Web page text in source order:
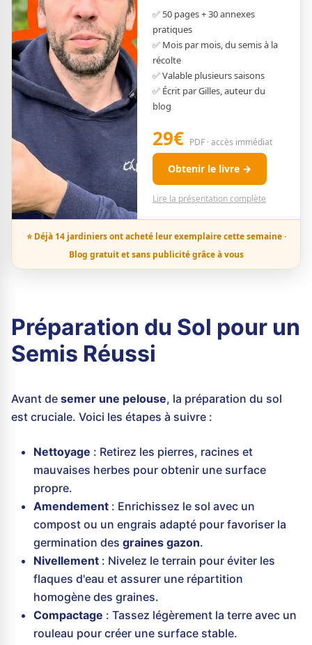
✅ 50 pages + 30 annexes
pratiques
✅ Mois par mois, du semis à la
récolte
✅ Valable plusieurs saisons
✅ Écrit par Gilles, auteur du
blog
29€ PDF · accès immédiat
Obtenir le livre →
Lire la présentation complète
⭐ Déjà 14 jardiniers ont acheté leur exemplaire cette semaine ·
Blog gratuit et sans publicité grâce à vous
Préparation du Sol pour un
Semis Réussi
Avant de semer une pelouse, la préparation du sol
est cruciale. Voici les étapes à suivre :
Nettoyage : Retirez les pierres, racines et
mauvaises herbes pour obtenir une surface
propre.
Amendement : Enrichissez le sol avec un
compost ou un engrais adapté pour favoriser la
germination des graines gazon.
Nivellement : Nivelez le terrain pour éviter les
flaques d'eau et assurer une répartition
homogène des graines.
Compactage : Tassez légèrement la terre avec un
rouleau pour créer une surface stable.